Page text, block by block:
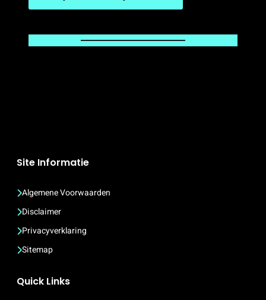
Site Informatie
Algemene Voorwaarden
Disclaimer
Privacyverklaring
Sitemap
Quick Links